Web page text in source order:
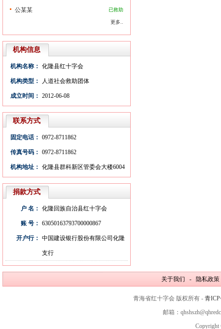
已救助
公某某
更多..
机构信息
机构名称： 化隆县红十字会
机构类型： 人道社会救助团体
成立时间： 2012-06-08
联系方式
固定电话： 0972-8711862
传真号码： 0972-8711862
机构地址： 化隆县群科新区管委会大楼6004
室
捐款方式
户 名： 化隆回族自治县红十字会
账 号： 63050163793700000867
开户行： 中国建设银行股份有限公司化隆
支行
关于我们 - 隐私政
青海省红十字会 版权所有 - 青ICP
邮箱：
Copyright